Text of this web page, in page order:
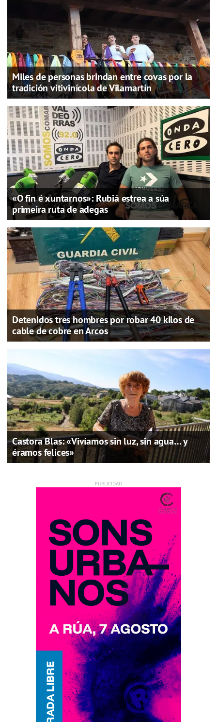
Miles de personas brindan entre covas por la
tradición vitivinícola de Vilamartín
«O fin é xuntarnos»: Rubiá estrea a súa
primeira ruta de adegas
Detenidos tres hombres por robar 40 kilos de
cable de cobre en Arcos
Castora Blas: «Vivíamos sin luz, sin agua… y
éramos felices»